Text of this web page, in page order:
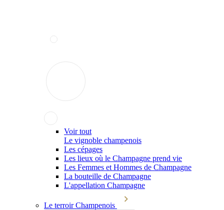
Voir tout
Le vignoble champenois
Les cépages
Les lieux où le Champagne prend vie
Les Femmes et Hommes de Champagne
La bouteille de Champagne
L'appellation Champagne
Le terroir Champenois